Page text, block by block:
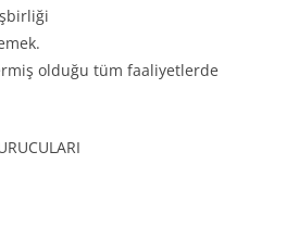
olduğu tüm faaliyetlerde